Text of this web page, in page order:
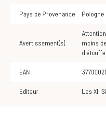
Pays de Provenance Pologne
Avertissement(s)
Attention ! Ne convient pas aux enfants de
moins
EAN
Editeur Les XII